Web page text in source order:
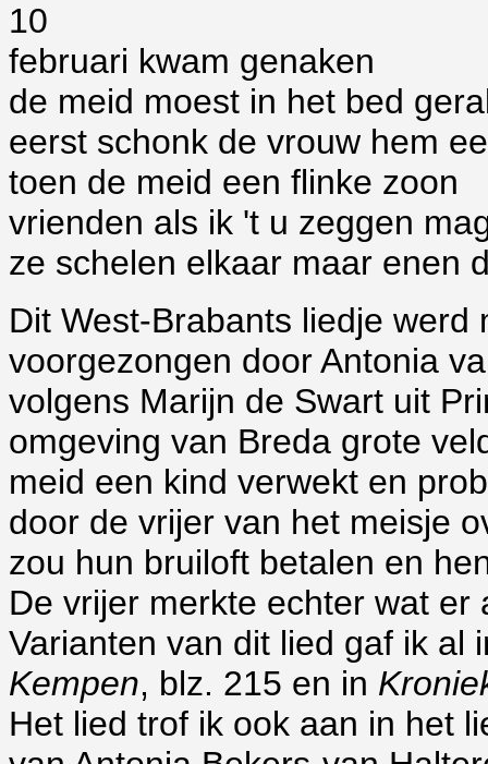
10
februari kwam genaken
de meid moest in het bed
eerst schonk de vrouw hem
toen de meid een flinke zoon
vrienden als ik 't u zeggen
ze schelen elkaar maar enen
Dit West-Brabants liedje
voorgezongen door Antonia
volgens Marijn de Swart uit
omgeving van Breda grote
meid een kind verwekt en
door de vrijer van het meisje
zou hun bruiloft betalen en
De vrijer merkte echter wat
Varianten van dit lied gaf ik al
Kempen, blz. 215 en in
Het lied trof ik ook aan in het